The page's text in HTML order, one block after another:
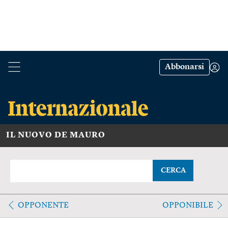
Abbonarsi
IL NUOVO DE MAURO
CERCA
OPPONENTE OPPONIBILE